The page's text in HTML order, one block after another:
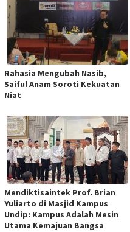
Rahasia Mengubah Nasib,
Saiful Anam Soroti Kekuatan
Niat
Mendiktisaintek Prof. Brian
Yuliarto di Masjid Kampus
Undip: Kampus Adalah Mesin
Utama Kemajuan Bangsa